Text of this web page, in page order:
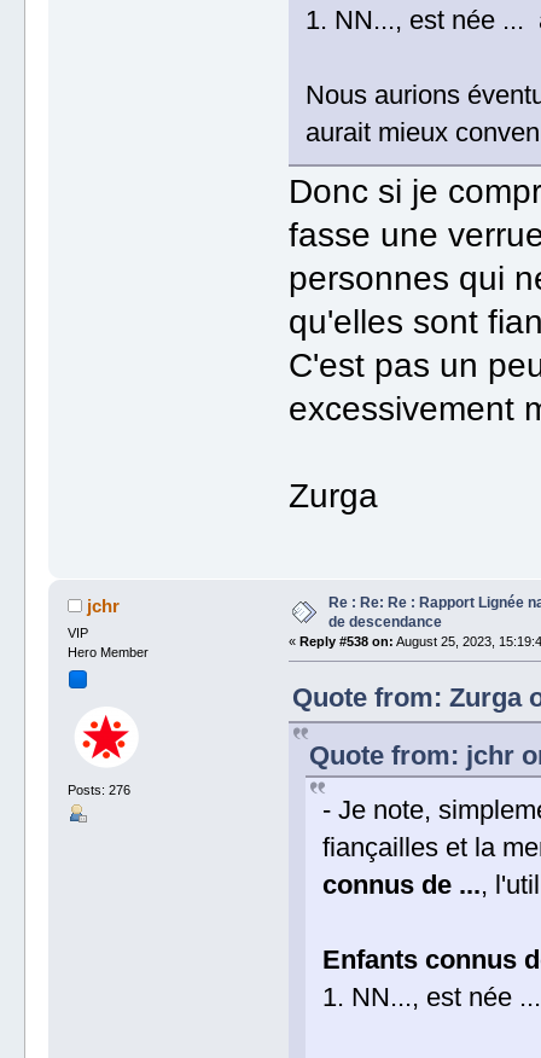
1. NN..., est née ...
Nous aurions
aurait mieux
Donc si je
fasse une
personnes qui
qu'elles sont
C'est pas un
excessivement
Zurga
jchr
VIP
Hero Member
Posts: 276
Re : Re: Re : Rapport Lignée
de descendance
« Reply #538 on: August 25, 2023,
Quote from: Zurga
Quote from: jchr
- Je note,
fiançailles et la
connus de ...,
Enfants connus
1. NN..., est née